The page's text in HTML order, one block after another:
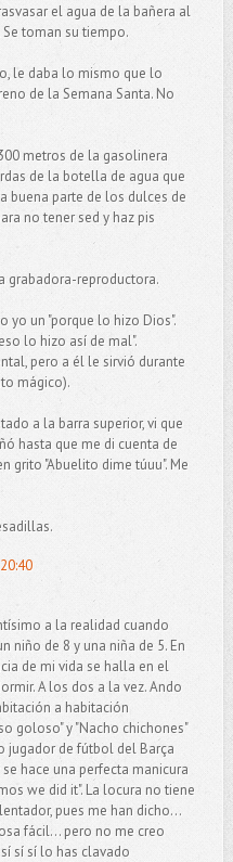
el agua de la bañera al
toman su tiempo.
le daba lo mismo que lo
de la Semana Santa. No
metros de la gasolinera
de la botella de agua que
buena parte de los dulces de
no tener sed y haz pis
grabadora-reproductora.
yo un "porque lo hizo Dios".
lo hizo así de mal".
pero a él le sirvió durante
mágico).
a la barra superior, vi que
hasta que me di cuenta de
grito "Abuelito dime túuu". Me
a la realidad cuando
niño de 8 y una niña de 5. En
de mi vida se halla en el
A los dos a la vez. Ando
a habitación
goloso" y "Nacho chichones"
jugador de fútbol del Barça
hace una perfecta manicura
we did it". La locura no tiene
pues me han dicho...
fácil... pero no me creo
sí sí lo has clavado